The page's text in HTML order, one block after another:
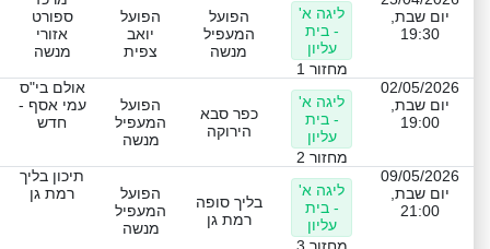
יום שבת,
19:30
ליגה א'
- בית
עליון
מחזור 1
הפועל
המעפיל
מנשה
הפועל
יואב
צפית
ספורט
אזורי
מנשה
02/05/2026
יום שבת,
19:00
ליגה א'
- בית
עליון
מחזור 2
כפר סבא
הירוקה
הפועל
המעפיל
מנשה
אולם בי"ס
עמי אסף -
חדש
09/05/2026
יום שבת,
21:00
ליגה א'
- בית
עליון
בליך סופה
רמת גן
הפועל
המעפיל
מנשה
תיכון בליך
רמת גן